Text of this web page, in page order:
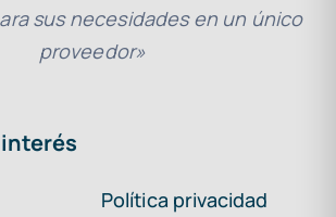
sus necesidades en un único
proveedor»
Política privacidad